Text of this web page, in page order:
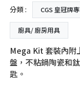
分類 : CGS 皇冠牌
廚具/ 廚房用具
Mega Kit 套裝內附
盤，不粘鍋陶瓷和
匙。